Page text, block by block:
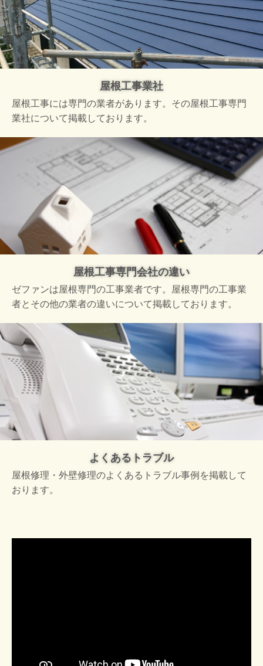
屋根工事業社
屋根工事には専門の業者があります。その屋根工事専門
業社について掲載しております。
屋根工事専門会社の違い
ゼファンは屋根専門の工事業者です。屋根専門の工事業
者とその他の業者の違いについて掲載しております。
よくあるトラブル
屋根修理・外壁修理のよくあるトラブル事例を掲載して
おります。